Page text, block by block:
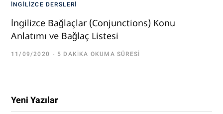
İNGILIZCE DERSLERI
İngilizce Bağlaçlar (Conjunctions) Konu
Anlatımı ve Bağlaç Listesi
11/09/2020 5 DAKIKA OKUMA SÜRESI
Yeni Yazılar